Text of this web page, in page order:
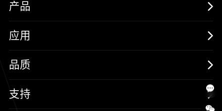
产品
MOSFETs
保护器件
三极管
应用
消费电子
汽车电子
品质
可靠性实验室
支持